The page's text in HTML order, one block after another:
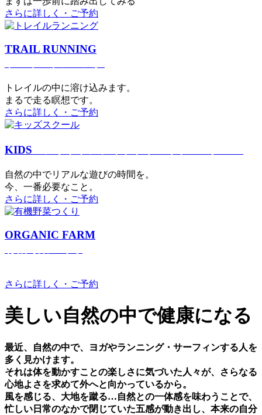
さらに詳しく・ご予約
TRAIL RUNNING
トレイルの中に溶け込みます。
まるで⾛る瞑想です。
さらに詳しく・ご予約
KIDS
⾃然の中でリアルな遊びの時間を。
今、⼀番必要なこと。
さらに詳しく・ご予約
ORGANIC FARM
さらに詳しく・ご予約
美しい⾃然の中で健康になる
最近、⾃然の中で、ヨガやランニング・サーフィンする⼈を
多く⾒かけます。
それは体を動かすことの楽しさに気づいた⼈々が、さらなる
⼼地よさを求めて外へと向かっているから。
⾵を感じる、⼤地を蹴る…⾃然との⼀体感を味わうことで、
忙しい⽇常のなかで閉じていた五感が動き出し、本来の⾃分